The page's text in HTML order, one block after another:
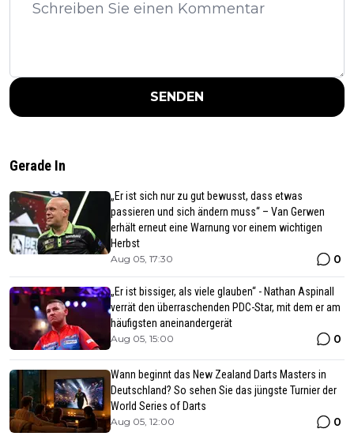
SENDEN
Gerade In
„Er ist sich nur zu gut bewusst, dass etwas
passieren und sich ändern muss“ – Van Gerwen
erhält erneut eine Warnung vor einem wichtigen
Herbst
Aug 05, 17:30 0
„Er ist bissiger, als viele glauben“ - Nathan Aspinall
verrät den überraschenden PDC-Star, mit dem er am
häufigsten aneinandergerät
Aug 05, 15:00 0
Wann beginnt das New Zealand Darts Masters in
Deutschland? So sehen Sie das jüngste Turnier der
World Series of Darts
Aug 05, 12:00 0